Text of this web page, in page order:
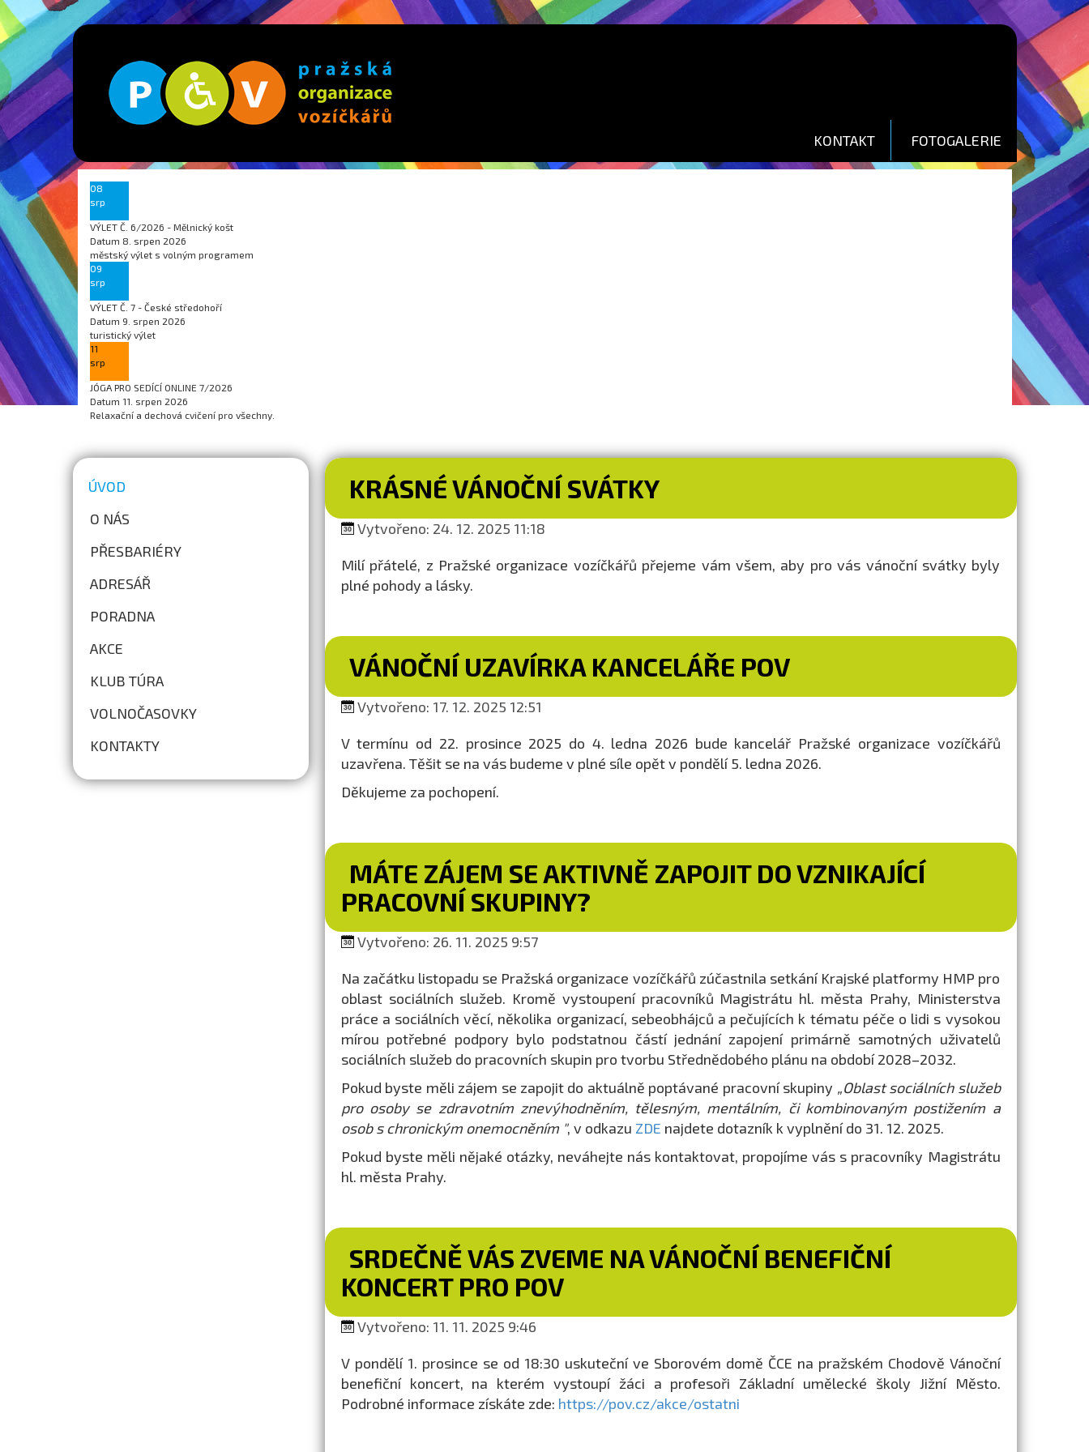
KONTAKT FOTOGALERIE
08
srp
VÝLET Č. 6/2026 - Mělnický košt
Datum 8. srpen 2026
městský výlet s volným programem
09
srp
VÝLET Č. 7 - České středohoří
Datum 9. srpen 2026
turistický výlet
11
srp
JÓGA PRO SEDÍCÍ ONLINE 7/2026
Datum 11. srpen 2026
Relaxační a dechová cvičení pro všechny.
ÚVOD
O NÁS
PŘESBARIÉRY
ADRESÁŘ
PORADNA
AKCE
KLUB TÚRA
VOLNOČASOVKY
KONTAKTY
KRÁSNÉ VÁNOČNÍ SVÁTKY
Vytvořeno: 24. 12. 2025 11:18
Milí přátelé, z Pražské organizace vozíčkářů přejeme vám všem, aby pro vás vánoční svátky byly
plné pohody a lásky.
VÁNOČNÍ UZAVÍRKA KANCELÁŘE POV
Vytvořeno: 17. 12. 2025 12:51
V termínu od 22. prosince 2025 do 4. ledna 2026 bude kancelář Pražské organizace vozíčkářů
uzavřena. Těšit se na vás budeme v plné síle opět v pondělí 5. ledna 2026.
Děkujeme za pochopení.
MÁTE ZÁJEM SE AKTIVNĚ ZAPOJIT DO VZNIKAJÍCÍ
PRACOVNÍ SKUPINY?
Vytvořeno: 26. 11. 2025 9:57
Na začátku listopadu se Pražská organizace vozíčkářů zúčastnila setkání Krajské platformy HMP pro
oblast sociálních služeb. Kromě vystoupení pracovníků Magistrátu hl. města Prahy, Ministerstva
práce a sociálních věcí, několika organizací, sebeobhájců a pečujících k tématu péče o lidi s vysokou
mírou potřebné podpory bylo podstatnou částí jednání zapojení primárně samotných uživatelů
sociálních služeb do pracovních skupin pro tvorbu Střednědobého plánu na období 2028–2032.
Pokud byste měli zájem se zapojit do aktuálně poptávané pracovní skupiny „Oblast sociálních služeb
pro osoby se zdravotním znevýhodněním, tělesným, mentálním, či kombinovaným postižením a
osob s chronickým onemocněním ", v odkazu ZDE najdete dotazník k vyplnění do 31. 12. 2025.
Pokud byste měli nějaké otázky, neváhejte nás kontaktovat, propojíme vás s pracovníky Magistrátu
hl. města Prahy.
SRDEČNĚ VÁS ZVEME NA VÁNOČNÍ BENEFIČNÍ
KONCERT PRO POV
Vytvořeno: 11. 11. 2025 9:46
V pondělí 1. prosince se od 18:30 uskuteční ve Sborovém domě ČCE na pražském Chodově Vánoční
benefiční koncert, na kterém vystoupí žáci a profesoři Základní umělecké školy Jižní Město.
Podrobné informace získáte zde: https://pov.cz/akce/ostatni